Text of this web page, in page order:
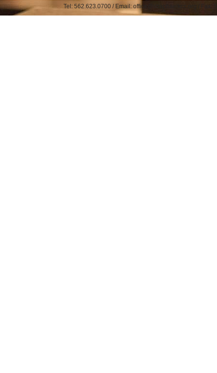
Tel: 562.623.0700 / Email: office@straphaelkcc.org /